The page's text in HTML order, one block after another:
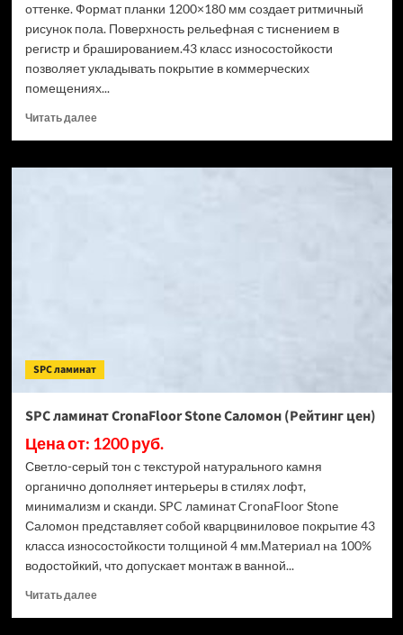
оттенке. Формат планки 1200×180 мм создает ритмичный
рисунок пола. Поверхность рельефная с тиснением в
регистр и брашированием.43 класс износостойкости
позволяет укладывать покрытие в коммерческих
помещениях...
Читать далееПрочитать
SPC
SPC ламинат
SPC ламинат CronaFloor Stone Саломон (Рейтинг цен)
Цена от: 1200 руб.
Светло-серый тон с текстурой натурального камня
органично дополняет интерьеры в стилях лофт,
минимализм и сканди. SPC ламинат CronaFloor Stone
Саломон представляет собой кварцвиниловое покрытие 43
класса износостойкости толщиной 4 мм.Материал на 100%
водостойкий, что допускает монтаж в ванной...
Читать далееПрочитать